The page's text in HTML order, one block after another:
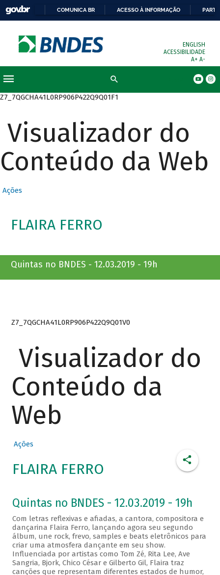
COMUNICA BR ACESSO À INFORMAÇÃO
ENGLISH
ACESSIBILIDADE
A+ A-
Z7_7QGCHA41L0RP906P422Q9Q01F1
Visualizador do
Conteúdo da Web
Ações
FLAIRA FERRO
Quintas no BNDES - 12.03.2019 - 19h
Z7_7QGCHA41L0RP906P422Q9Q01V0
Visualizador do
Conteúdo da
Web
Ações
FLAIRA FERRO
Quintas no BNDES - 12.03.2019 - 19h
Com letras reflexivas e afiadas, a cantora, compositora e
dançarina Flaira Ferro, lançando agora seu segundo
álbum, une rock, frevo, samples e beats eletrônicos para
criar uma atmosfera dançante em seu show.
Influenciada por artistas como Tom Zé, Rita Lee, Ave
Sangria, Bjork, Chico César e Gilberto Gil, Flaira traz
canções que representam diferentes estados de humor,